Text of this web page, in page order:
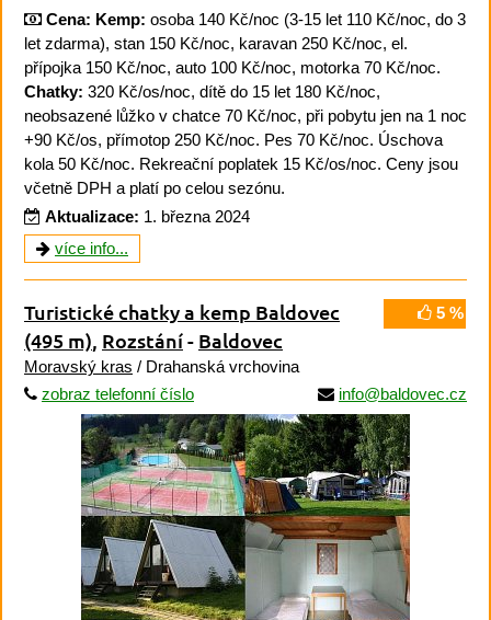
Cena: Kemp: osoba 140 Kč/noc (3-15 let 110 Kč/noc, do 3
let zdarma), stan 150 Kč/noc, karavan 250 Kč/noc, el.
přípojka 150 Kč/noc, auto 100 Kč/noc, motorka 70 Kč/noc.
Chatky: 320 Kč/os/noc, dítě do 15 let 180 Kč/noc,
neobsazené lůžko v chatce 70 Kč/noc, při pobytu jen na 1 noc
+90 Kč/os, přímotop 250 Kč/noc. Pes 70 Kč/noc. Úschova
kola 50 Kč/noc. Rekreační poplatek 15 Kč/os/noc. Ceny jsou
včetně DPH a platí po celou sezónu.
Aktualizace: 1. března 2024
více info...
5 %
Turistické chatky a kemp Baldovec
(495 m) Rozstání- Baldovec
Moravský kras / Drahanská vrchovina
zobraz telefonní číslo
info@baldovec.cz